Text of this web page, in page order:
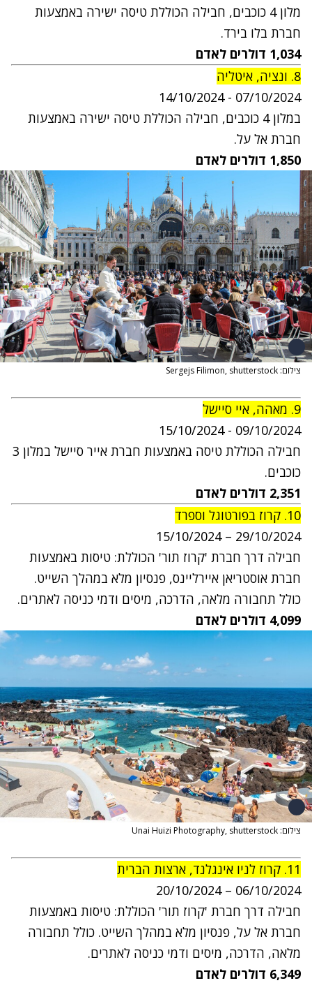
מלון 4 כוכבים,
חבילה הכוללת טיסה ישירה באמצעות
חברת בלו בירד.
1,034 דולרים לאדם
8. ונציה, איטליה
07/10/2024 -
14/10/2024
במלון 4 כוכבים,
חבילה הכוללת טיסה ישירה באמצעות
חברת אל על.
1,850 דולרים לאדם
צילום: Sergejs Filimon, shutterstock
9. מאהה, איי סיישל
09/10/2024 -
15/10/2024
חבילה הכוללת טיסה באמצעות חברת אייר סיישל במלון 3
כוכבים.
2,351 דולרים לאדם
10. קרוז בפורטוגל וספרד
29/10/2024 – 15/10/2024
חבילה דרך חברת 'קרוז תור' הכוללת: טיסות באמצעות
חברת אוסטריאן איירליינס, פנסיון מלא במהלך השייט.
כולל תחבורה מלאה, הדרכה, מיסים ודמי כניסה לאתרים.
4,099 דולרים לאדם
צילום: Unai Huizi Photography, shutterstock
11. קרוז לניו אינגלנד, ארצות הברית
06/10/2024
–
20/10/2024
חבילה דרך חברת 'קרוז תור' הכוללת: טיסות באמצעות
חברת אל על, פנסיון מלא במהלך השייט. כולל תחבורה
מלאה, הדרכה, מיסים ודמי כניסה לאתרים.
6,349 דולרים לאדם